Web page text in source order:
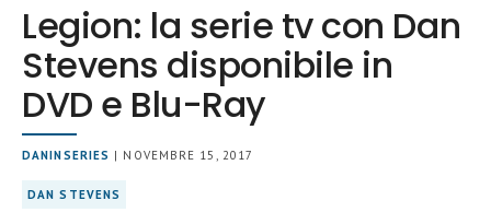
Legion: la serie tv con Dan
Stevens disponibile in
DVD e Blu-Ray
DANINSERIES | NOVEMBRE 15, 2017
DAN STEVENS